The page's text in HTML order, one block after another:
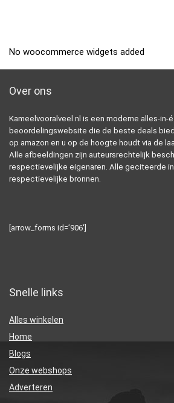
No woocommerce widgets added
Over ons
Kameelvooralveel.nl is een moderne alles-in-
beoordelingswebsite die de beste deals
op amazon en u op de hoogte houdt via de
Alle afbeeldingen zijn auteursrechtelijk
respectievelijke eigenaren. Alle geciteerde
respectievelijke bronnen.
[arrow_forms id=’906′]
Snelle links
Alles winkelen
Home
Blogs
Onze webshops
Adverteren